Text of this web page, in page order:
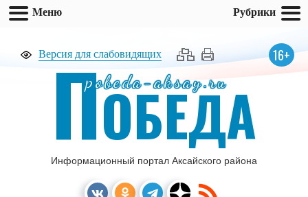
Версия для слабовидящих 16+
pobeda-aksay.ru
ПОБЕДА
Информационный портал Аксайского района
Меню Рубрики